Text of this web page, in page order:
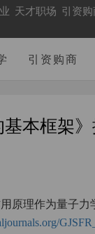
天才职场 引资购
引资购商
本框架
原理作为量子